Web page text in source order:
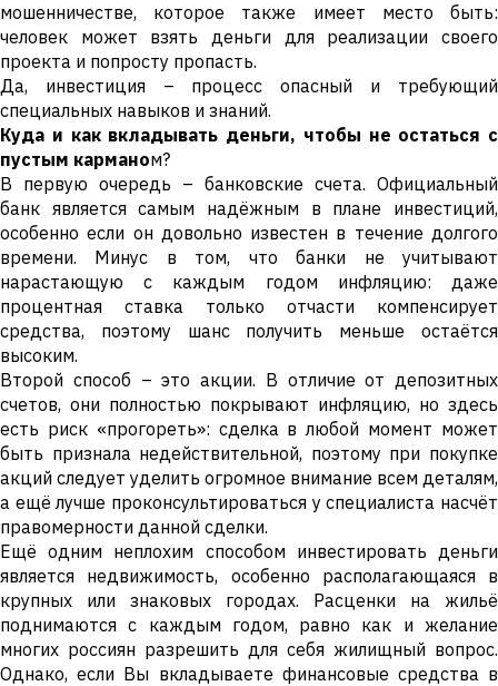
мошенничестве, которое также имеет место быть:
человек может взять деньги для реализации своего
проекта и попросту пропасть.
Да, инвестиция – процесс опасный и требующий
специальных навыков и знаний.
Куда и как вкладывать деньги, чтобы не остаться с
пустым карманом?
В первую очередь – банковские счета. Официальный
банк является самым надёжным в плане инвестиций,
особенно если он довольно известен в течение долгого
времени. Минус в том, что банки не учитывают
нарастающую с каждым годом инфляцию: даже
процентная ставка только отчасти компенсирует
средства, поэтому шанс получить меньше остаётся
высоким.
Второй способ – это акции. В отличие от депозитных
счетов, они полностью покрывают инфляцию, но здесь
есть риск «прогореть»: сделка в любой момент может
быть признала недействительной, поэтому при покупке
акций следует уделить огромное внимание всем деталям,
а ещё лучше проконсультироваться у специалиста насчёт
правомерности данной сделки.
Ещё одним неплохим способом инвестировать деньги
является недвижимость, особенно располагающаяся в
крупных или знаковых городах. Расценки на жильё
поднимаются с каждым годом, равно как и желание
многих россиян разрешить для себя жилищный вопрос.
Однако, если Вы вкладываете финансовые средства в